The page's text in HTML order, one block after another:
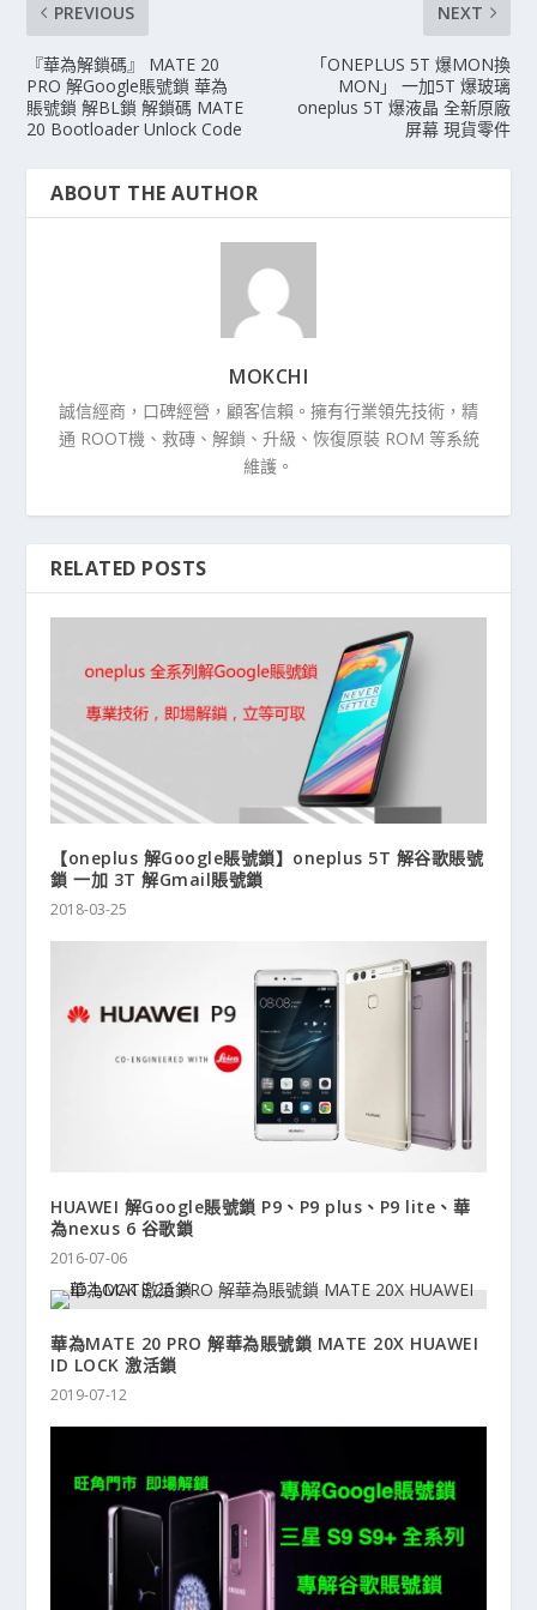
PREVIOUS
『華為解鎖碼』 MATE 20
PRO 解Google賬號鎖 華為
賬號鎖 解BL鎖 解鎖碼 MATE
20 Bootloader Unlock Code
NEXT
「ONEPLUS 5T 爆MON換
MON」 一加5T 爆玻璃
oneplus 5T 爆液晶 全新原廠
屏幕 現貨零件
ABOUT THE AUTHOR
MOKCHI
誠信經商，口碑經營，顧客信賴。擁有行業領先技術，精
通 ROOT機、救磚、解鎖、升級、恢復原裝 ROM 等系統
維護。
RELATED POSTS
【oneplus 解Google賬號鎖】oneplus 5T 解谷歌賬號
鎖 一加 3T 解Gmail賬號鎖
2018-03-25
HUAWEI 解Google賬號鎖 P9、P9 plus、P9 lite、華
為nexus 6 谷歌鎖
2016-07-06
華為MATE 20 PRO 解華為賬號鎖 MATE 20X HUAWEI
ID LOCK 激活鎖
2019-07-12